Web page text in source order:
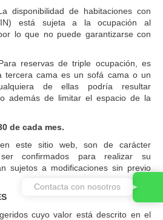
disponibilidad de habitaciones con
está sujeta a la ocupación al
lo que no puede garantizarse con
reservas de triple ocupación, es
tercera cama es un sofá cama o un
de ellas podría resultar
además de limitar el espacio de la
de cada mes.
este sitio web, son de carácter
confirmados para realizar su
sujetos a modificaciones sin previo
cuyo valor está descrito en el
Contacta con nosotros